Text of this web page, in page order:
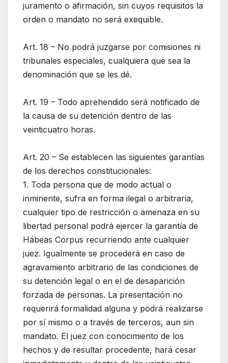
juramento o afirmación, sin cuyos requisitos la
orden o mandato no será exequible.
Art. 18 – No podrá juzgarse por comisiones ni
tribunales especiales, cualquiera que sea la
denominación que se les dé.
Art. 19 – Todo aprehendido será notificado de
la causa de su detención dentro de las
veinticuatro horas.
Art. 20 – Se establecen las siguientes garantías
de los derechos constitucionales:
1. Toda persona que de modo actual o
inminente, sufra en forma ilegal o arbitraria,
cualquier tipo de restricción o amenaza en su
libertad personal podrá ejercer la garantía de
Hábeas Corpus recurriendo ante cualquier
juez. Igualmente se procederá en caso de
agravamiento arbitrario de las condiciones de
su detención legal o en el de desaparición
forzada de personas. La presentación no
requerirá formalidad alguna y podrá realizarse
por sí mismo o a través de terceros, aun sin
mandato. El juez con conocimiento de los
hechos y de resultar procedente, hará cesar